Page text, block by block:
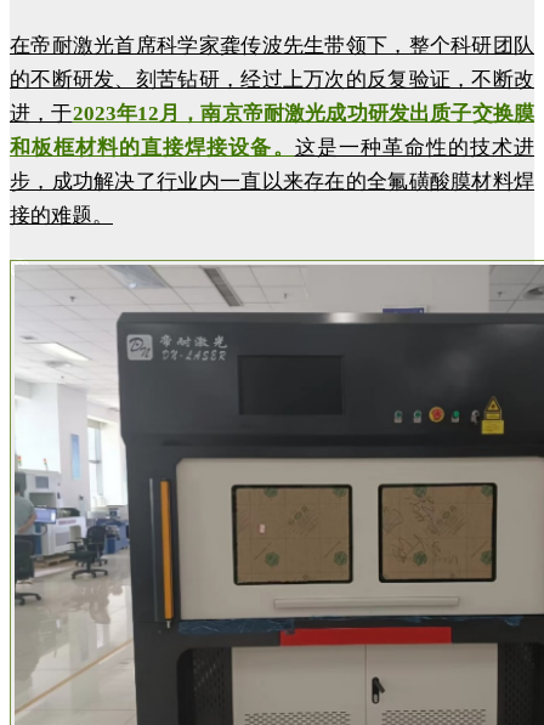
在帝耐激光首席科学家龚传波先生带领下，整个科研团队
的不断研发、刻苦钻研，经过上万次的反复验证，不断改
进，于2023年12月，南京帝耐激光成功研发出质子交换膜
和板框材料的直接焊接设备。 这是一种革命性的技术进
步，成功解决了行业内一直以来存在的全氟磺酸膜材料焊
接的难题。
②